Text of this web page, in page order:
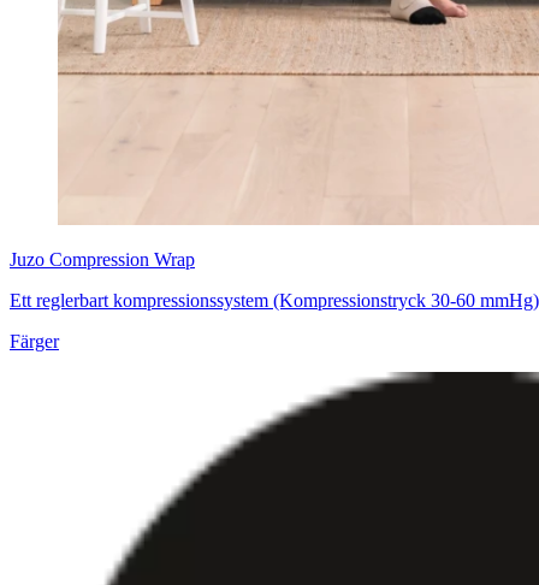
Juzo Compression Wrap
Ett reglerbart kompressionssystem (Kompressionstryck 30-60 mmHg)
Färger